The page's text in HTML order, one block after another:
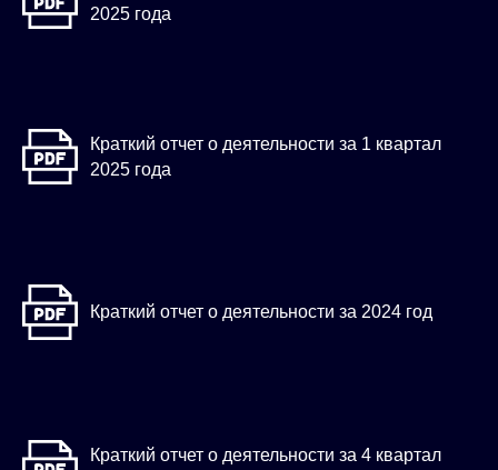
2025 года
Краткий отчет о деятельности за 1 квартал
2025 года
Краткий отчет о деятельности за 2024 год
Краткий отчет о деятельности за 4 квартал